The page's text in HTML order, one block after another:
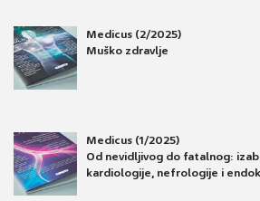
Medicus (2/2025)
Muško zdravlje
Medicus (1/2025)
Od nevidljivog do fatalnog:
kardiologije, nefrologije i